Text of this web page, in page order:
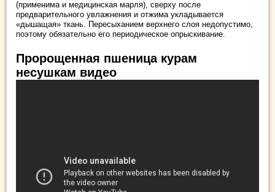
(применима и медицинская марля), сверху после
предварительного увлажнения и отжима укладывается
«дышащая» ткань. Пересыханием верхнего слоя недопустимо,
поэтому обязательно его периодическое опрыскивание.
Пророщенная пшеница курам
несушкам видео